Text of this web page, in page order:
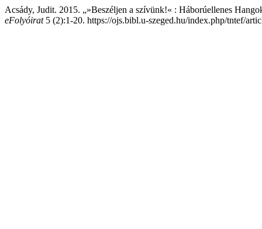
Acsády, Judit. 2015. „»Beszéljen a szívünk!« : Háborúellenes
eFolyóirat5 (2):1-20. https://ojs.bibl.u-szeged.hu/index.php/tntef/